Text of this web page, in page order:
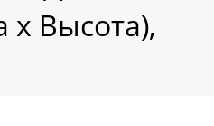
Высота),